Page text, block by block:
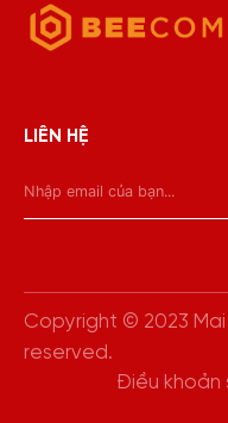
LIÊN HỆ
Copyright © 2023 Mai
reserved.
Điều khoản